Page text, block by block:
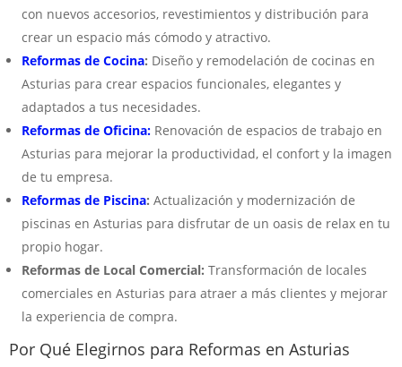
con nuevos accesorios, revestimientos y distribución para
crear un espacio más cómodo y atractivo.
Reformas de Cocina: Diseño y remodelación de cocinas en
Asturias para crear espacios funcionales, elegantes y
adaptados a tus necesidades.
Reformas de Oficina: Renovación de espacios de trabajo en
Asturias para mejorar la productividad, el confort y la imagen
de tu empresa.
Reformas de Piscina: Actualización y modernización de
piscinas en Asturias para disfrutar de un oasis de relax en tu
propio hogar.
Reformas de Local Comercial: Transformación de locales
comerciales en Asturias para atraer a más clientes y mejorar
la experiencia de compra.
Por Qué Elegirnos para Reformas en Asturias